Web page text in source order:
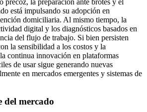
está impulsando su adopción en
domiciliaria. Al mismo tiempo, la
digital y los diagnósticos basados ​​en
del flujo de trabajo. Si bien persisten
la sensibilidad a los costos y la
continua innovación en plataformas
de usar sigue generando nuevas
en mercados emergentes y sistemas de
del mercado